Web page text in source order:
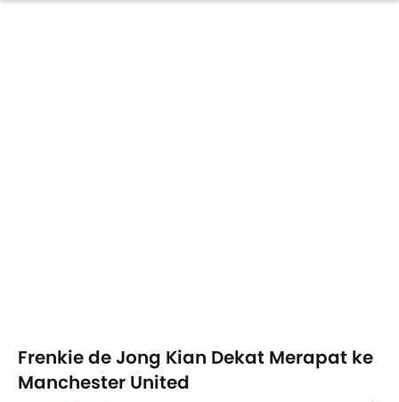
Frenkie de Jong Kian Dekat Merapat ke
Manchester United